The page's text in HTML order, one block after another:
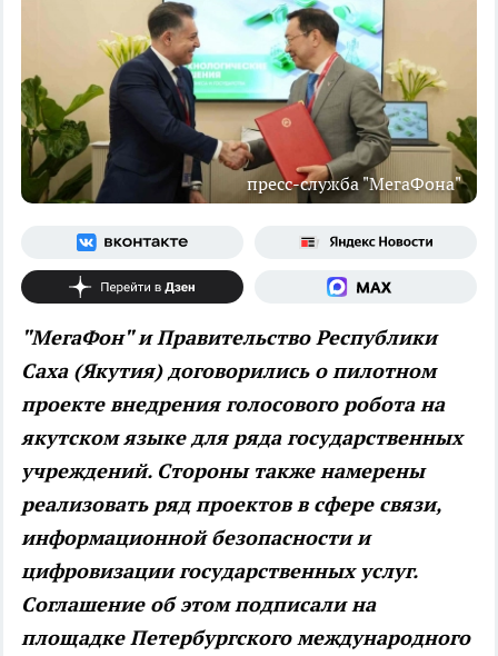
пресс-служба "МегаФона"
"МегаФон" и Правительство Республики
Саха (Якутия) договорились о пилотном
проекте внедрения голосового робота на
якутском языке для ряда государственных
учреждений. Стороны также намерены
реализовать ряд проектов в сфере связи,
информационной безопасности и
цифровизации государственных услуг.
Соглашение об этом подписали на
площадке Петербургского международного